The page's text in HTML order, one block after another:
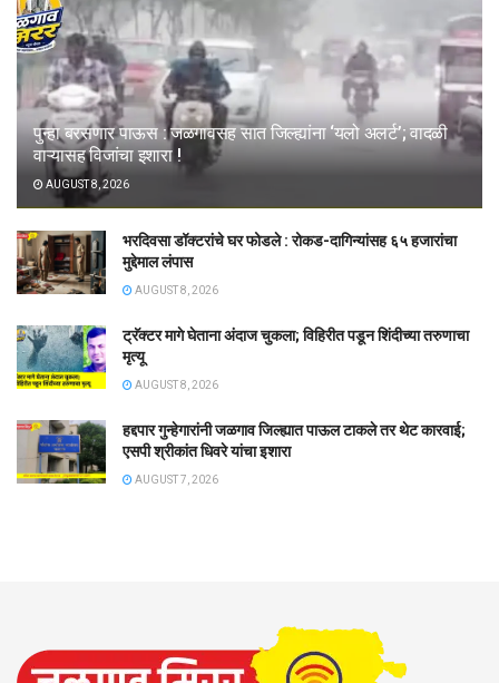
पुन्हा बरसणार पाऊस : जळगावसह सात जिल्ह्यांना ‘यलो अलर्ट’; वादळी
वाऱ्यासह विजांचा इशारा !
AUGUST 8, 2026
भरदिवसा डॉक्टरांचे घर फोडले : रोकड-दागिन्यांसह ६५ हजारांचा
मुद्देमाल लंपास
AUGUST 8, 2026
ट्रॅक्टर मागे घेताना अंदाज चुकला; विहिरीत पडून शिंदीच्या तरुणाचा
मृत्यू
AUGUST 8, 2026
हद्दपार गुन्हेगारांनी जळगाव जिल्ह्यात पाऊल टाकले तर थेट कारवाई;
एसपी श्रीकांत धिवरे यांचा इशारा
AUGUST 7, 2026